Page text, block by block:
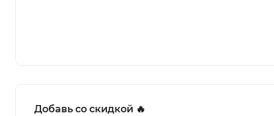
Добавь со скидкой 🔥